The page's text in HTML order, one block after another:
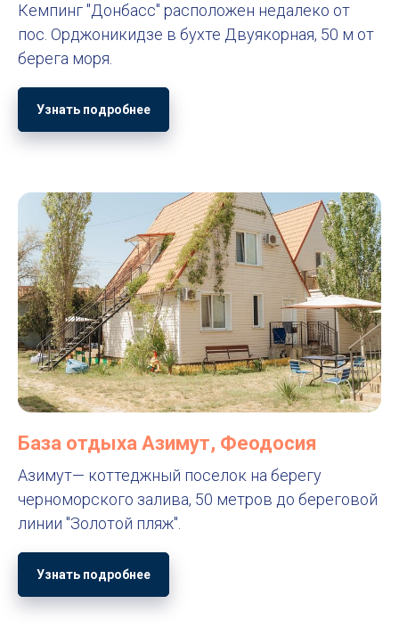
Кемпинг "Донбасс" расположен недалеко от
пос. Орджоникидзе в бухте Двуякорная, 50 м от
берега моря.
Узнать подробнее
База отдыха Азимут, Феодосия
Азимут— коттеджный поселок на берегу
черноморского залива, 50 метров до береговой
линии "Золотой пляж".
Узнать подробнее